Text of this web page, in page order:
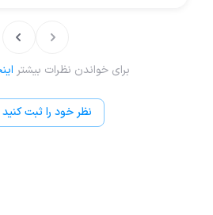
برای خواندن نظرات بیشتر
نظر خود را ثبت کنید